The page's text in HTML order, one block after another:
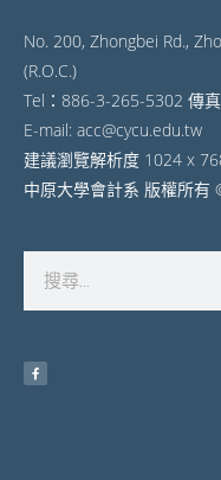
No. 200, Zhongbei Rd.,
(R.O.C.)
Tel：886-3-265-5302 傳
E-mail: acc@cycu.edu.tw
建議瀏覽解析度 1024 x
中原大學會計系 版權所有